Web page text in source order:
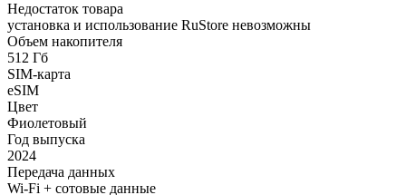
Недостаток товара
установка и использование RuStore невозможны
Объем накопителя
512 Гб
SIM-карта
eSIM
Цвет
Фиолетовый
Год выпуска
2024
Передача данных
Wi-Fi + сотовые данные